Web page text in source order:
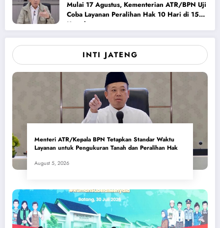
Mulai 17 Agustus, Kementerian ATR/BPN Uji
Coba Layanan Peralihan Hak 10 Hari di 15
Kantah
INTI JATENG
Menteri ATR/Kepala BPN Tetapkan Standar Waktu
Layanan untuk Pengukuran Tanah dan Peralihan Hak
August 5, 2026